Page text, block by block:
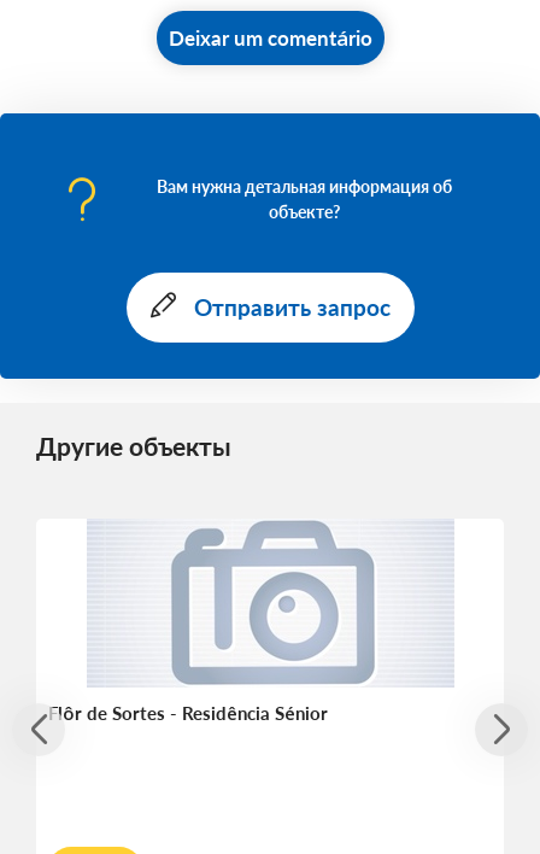
Deixar um comentário
Вам нужна детальная информация об
объекте?
Отправить запрос
Другие объекты
Flôr de Sortes - Residência Sénior